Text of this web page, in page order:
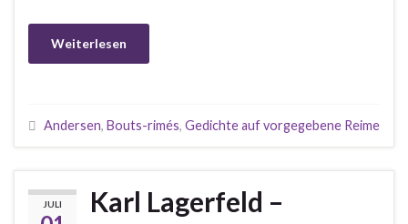
Weiterlesen
Andersen, Bouts-rimés, Gedichte auf vorgegebene Reime
JULI
Karl Lagerfeld –